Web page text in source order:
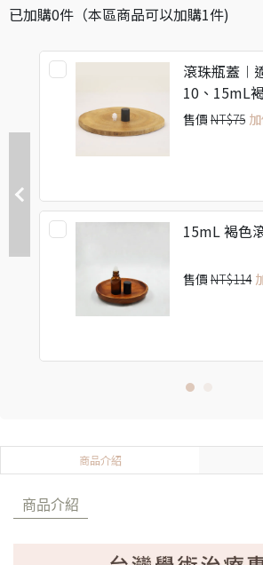
已加購0件 （本區商品可以加購1件)
滾珠瓶蓋︱
10、15mL
售價 NT$75
15mL 褐色
售價 NT$114
商品介紹
商品介紹